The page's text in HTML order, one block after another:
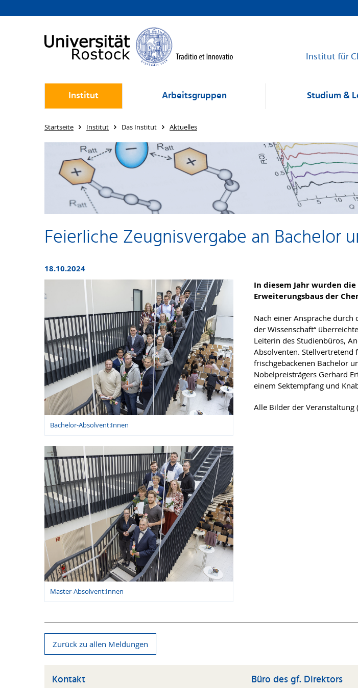
Institut für
Institut Arbeitsgruppen Studium &
Startseite Institut Das Institut Aktuelles
Feierliche Zeugnisvergabe an Bachelor
18.10.2024
Bachelor-Absolvent:Innen
Master-Absolvent:Innen
In diesem Jahr wurden
Erweiterungsbaus der
Nach einer Ansprache
der Wissenschaft“
Leiterin des Studienbüros,
Absolventen. Stellvertretend
frischgebackenen Bachelor
Nobelpreisträgers Gerhard
einem Sektempfang und
Alle Bilder der
Zurück zu allen Meldungen
Kontakt Büro des gf. Direktors